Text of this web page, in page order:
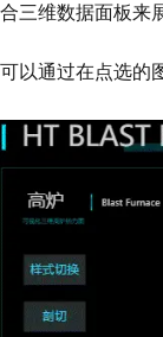
合三维数据面板来
可以通过在点选的